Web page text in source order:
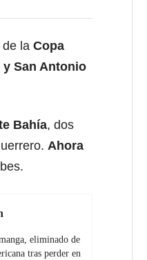
de la Copa
y San Antonio
Bahía, dos
Ahora
eliminado de
tras perder en